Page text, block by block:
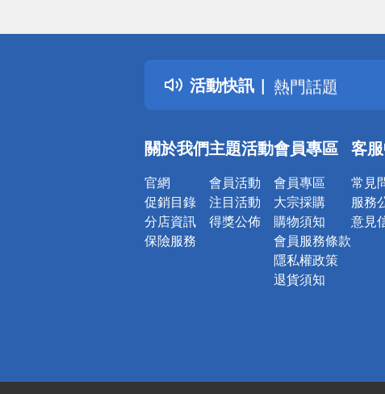
活動快訊
詐騙網頁！請
得獎公告
熱門話題
銀行優惠
詐騙網頁！請
關於我們
官網
促銷目錄
分店資訊
保險服務
主題活動
會員活動
注目活動
得獎公佈
會員專區
會員專區
大宗採購
購物須知
會員服務條款
隱私權政策
退貨須知
客
常見
服務
意見